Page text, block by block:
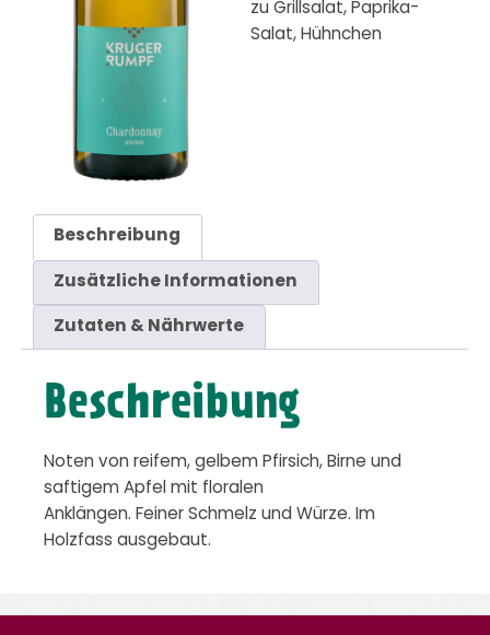
zu Grillsalat, Paprika-
Salat, Hühnchen
Beschreibung
Zusätzliche Informationen
Zutaten & Nährwerte
Beschreibung
Noten von reifem, gelbem Pfirsich, Birne und
saftigem Apfel mit floralen
Anklängen. Feiner Schmelz und Würze. Im
Holzfass ausgebaut.